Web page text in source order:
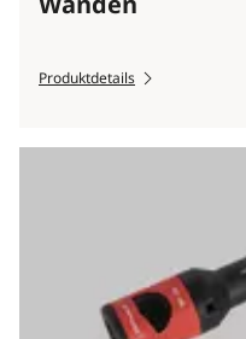
Produktdetails